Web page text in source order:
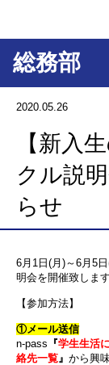
総務部
2020.05.26
【新入
クル説
らせ
6月1日(月)～6月5
明会を開催致します
【参加方法】
①メール送信
n-pass 『学生生活
絡先一覧』 から興